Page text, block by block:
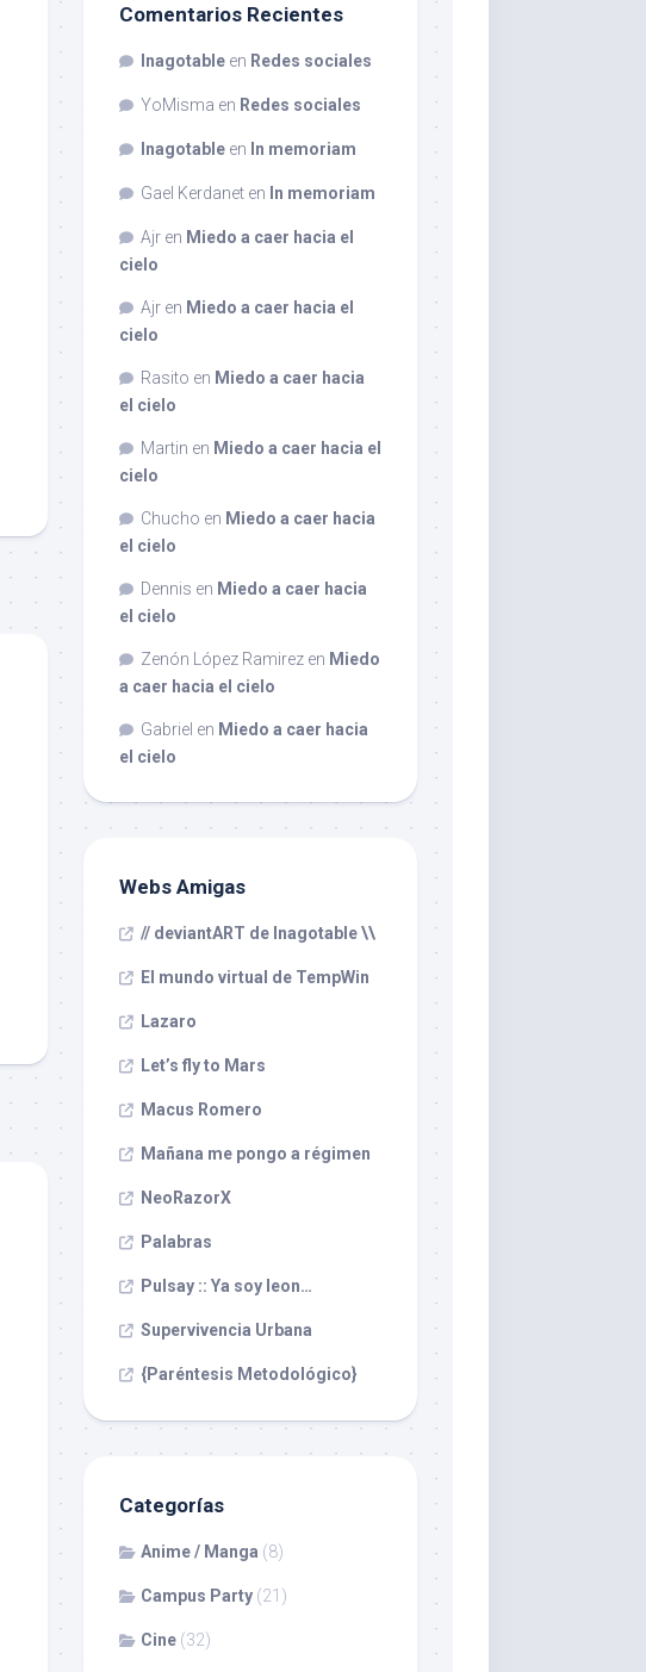
Comentarios Recientes
Inagotable en Redes sociales
YoMisma en Redes sociales
Inagotable en In memoriam
Gael Kerdanet en In memoriam
Ajr en Miedo a caer hacia el
cielo
Ajr en Miedo a caer hacia el
cielo
Rasito en Miedo a caer hacia
el cielo
Martin en Miedo a caer hacia el
cielo
Chucho en Miedo a caer hacia
el cielo
Dennis en Miedo a caer hacia
el cielo
Zenón López Ramirez en Miedo
a caer hacia el cielo
Gabriel en Miedo a caer hacia
el cielo
Webs Amigas
// deviantART de Inagotable \\
El mundo virtual de TempWin
Lazaro
Let’s fly to Mars
Macus Romero
Mañana me pongo a régimen
NeoRazorX
Palabras
Pulsay :: Ya soy leon…
Supervivencia Urbana
{Paréntesis Metodológico}
Categorías
Anime / Manga (8)
Campus Party (21)
Cine (32)